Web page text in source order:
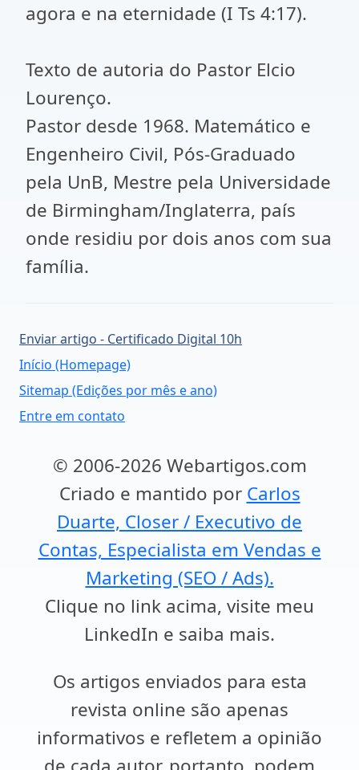
agora e na eternidade (I Ts 4:17).
Texto de autoria do Pastor Elcio
Lourenço.
Pastor desde 1968. Matemático e
Engenheiro Civil, Pós-Graduado
pela UnB, Mestre pela Universidade
de Birmingham/Inglaterra, país
onde residiu por dois anos com sua
família.
Enviar artigo - Certificado Digital 10h
Início (Homepage)
Sitemap (Edições por mês e ano)
Entre em contato
© 2006-2026 Webartigos.com
Criado e mantido por Carlos
Duarte, Closer / Executivo de
Contas, Especialista em Vendas e
Marketing (SEO / Ads).
Clique no link acima, visite meu
LinkedIn e saiba mais.
Os artigos enviados para esta
revista online são apenas
informativos e refletem a opinião